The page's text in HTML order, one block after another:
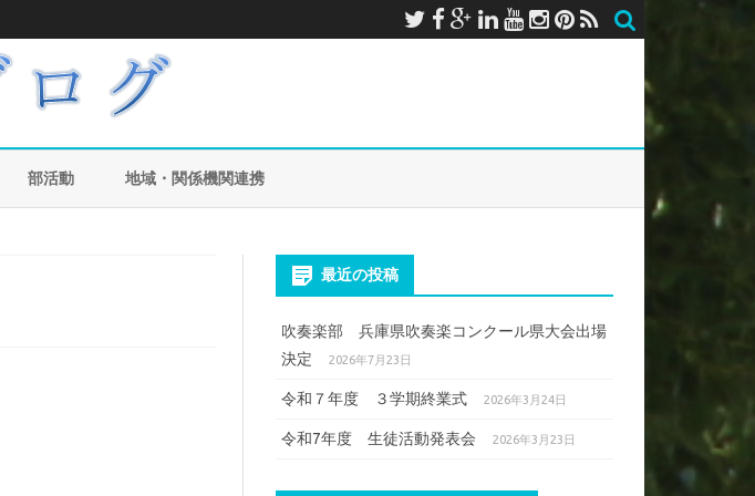
to部活動 地域・関係機関連携
最近の投稿
吹奏楽部 兵庫県吹奏楽コンクール県大会出場
決定
2026年7月23日
令和７年度 ３学期終業式 2026年3月24日
令和7年度 生徒活動発表会 2026年3月23日